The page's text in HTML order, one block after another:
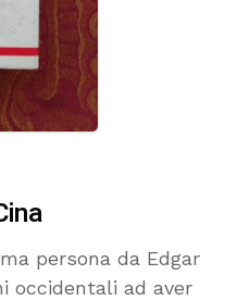
persona da Edgar
occidentali ad aver